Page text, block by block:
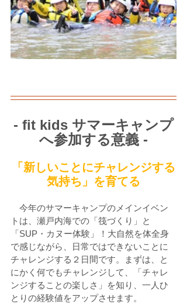
- fit kids サマーキャンプ
へ参加する意義 -
「新しいことにチャレンジする
気持ち」を育てる
今年のサマーキャンプのメインイベン
トは、瀬戸内海での「筏づくり」と
「SUP・カヌー体験」！大自然を体全身
で感じながら、日常ではできないことに
チャレンジする２日間です。まずは、と
にかく何でもチャレンジして、「チャレ
ンジすることの楽しさ」を知り、一人ひ
とりの経験値をアップさせます。